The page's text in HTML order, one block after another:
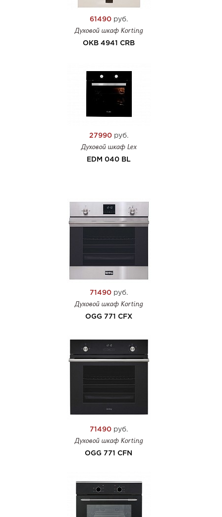
61490руб.
Духовой шкаф Korting
OKB 4941 CRB
27990руб.
Духовой шкаф Lex
EDM 040 BL
71490руб.
Духовой шкаф Korting
OGG 771 CFX
71490руб.
Духовой шкаф Korting
OGG 771 CFN